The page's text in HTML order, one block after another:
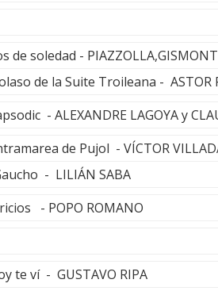
de soledad -
de la Suite Troileana - ASTOR
- ALEXANDRE LAGOYA y
de Pujol - VÍCTOR
- LILIÁN SABA
- POPO ROMANO
te ví - GUSTAVO RIPA